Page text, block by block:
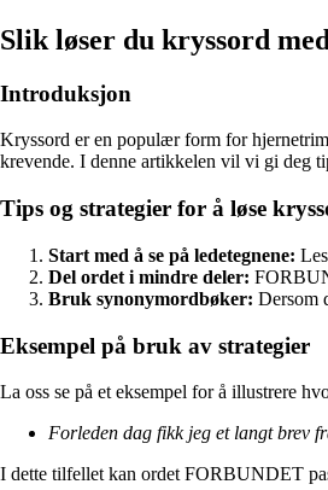
Slik løser du kryssord
Introduksjon
Kryssord er en populær form for
krevende. I denne artikkelen vil vi gi deg
Tips og strategier for å løse
Start med å se på ledetegnene:
Del ordet i mindre deler:
Bruk synonymordbøker: Dersom
Eksempel på bruk av strategier
La oss se på et eksempel for å illustrere
Forleden dag fikk jeg et langt brev
I dette tilfellet kan ordet FORBUNDET